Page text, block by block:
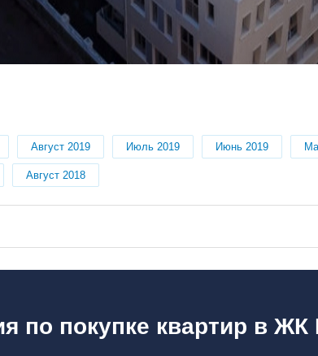
Август 2019 Июль 2019 Июнь 2019
Август 2018
по покупке квартир в